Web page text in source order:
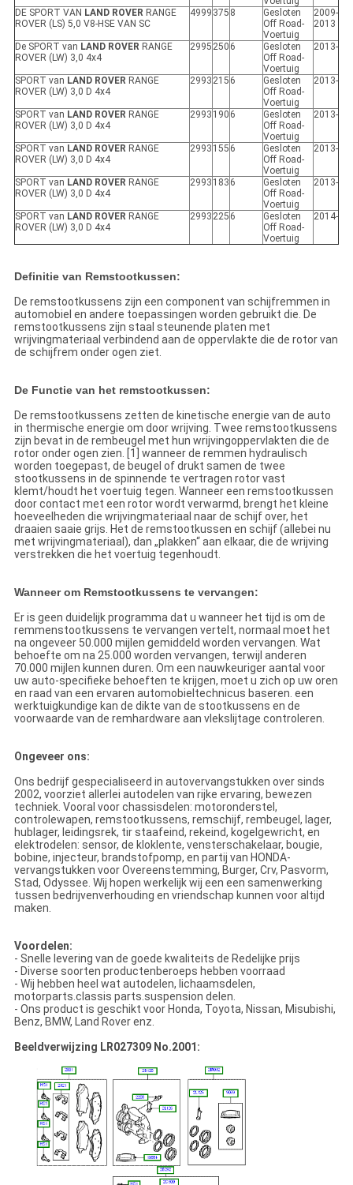
DE SPORT VAN LAND ROVER RANGE
ROVER (LS) 5,0 V8-HSE VAN SC
4999 375 8
Gesloten
Off Road-
Voertuig
2009-
2013
De SPORT van LAND ROVER RANGE
ROVER (LW) 3,0 4x4
2995 250 6
Gesloten
Off Road-
Voertuig
2013-
SPORT van LAND ROVER RANGE
ROVER (LW) 3,0 D 4x4
2993 215 6
Gesloten
Off Road-
Voertuig
2013-
SPORT van LAND ROVER RANGE
ROVER (LW) 3,0 D 4x4
2993 190 6
Gesloten
Off Road-
Voertuig
2013-
SPORT van LAND ROVER RANGE
ROVER (LW) 3,0 D 4x4
2993 155 6
Gesloten
Off Road-
Voertuig
2013-
SPORT van LAND ROVER RANGE
ROVER (LW) 3,0 D 4x4
2993 183 6
Gesloten
Off Road-
Voertuig
2013-
SPORT van LAND ROVER RANGE
ROVER (LW) 3,0 D 4x4
2993 225 6
Gesloten
Off Road-
Voertuig
2014-
Definitie van Remstootkussen:
De remstootkussens zijn een component van schijfremmen in
automobiel en andere toepassingen worden gebruikt die. De
remstootkussens zijn staal steunende platen met
wrijvingmateriaal verbindend aan de oppervlakte die de rotor van
de schijfrem onder ogen ziet.
De Functie van het remstootkussen:
De remstootkussens zetten de kinetische energie van de auto
in thermische energie om door wrijving. Twee remstootkussens
zijn bevat in de rembeugel met hun wrijvingoppervlakten die de
rotor onder ogen zien. [1] wanneer de remmen hydraulisch
worden toegepast, de beugel of drukt samen de twee
stootkussens in de spinnende te vertragen rotor vast
klemt/houdt het voertuig tegen. Wanneer een remstootkussen
door contact met een rotor wordt verwarmd, brengt het kleine
hoeveelheden die wrijvingmateriaal naar de schijf over, het
draaien saaie grijs. Het de remstootkussen en schijf (allebei nu
met wrijvingmateriaal), dan „plakken“ aan elkaar, die de wrijving
verstrekken die het voertuig tegenhoudt.
Wanneer om Remstootkussens te vervangen:
Er is geen duidelijk programma dat u wanneer het tijd is om de
remmenstootkussens te vervangen vertelt, normaal moet het
na ongeveer 50.000 mijlen gemiddeld worden vervangen. Wat
behoefte om na 25.000 worden vervangen, terwijl anderen
70.000 mijlen kunnen duren. Om een nauwkeuriger aantal voor
uw auto-specifieke behoeften te krijgen, moet u zich op uw oren
en raad van een ervaren automobieltechnicus baseren. een
werktuigkundige kan de dikte van de stootkussens en de
voorwaarde van de remhardware aan vlekslijtage controleren.
Ongeveer ons:
Ons bedrijf gespecialiseerd in autovervangstukken over sinds
2002, voorziet allerlei autodelen van rijke ervaring, bewezen
techniek. Vooral voor chassisdelen: motoronderstel,
controlewapen, remstootkussens, remschijf, rembeugel, lager,
hublager, leidingsrek, tir staafeind, rekeind, kogelgewricht, en
elektrodelen: sensor, de kloklente, vensterschakelaar, bougie,
bobine, injecteur, brandstofpomp, en partij van HONDA-
vervangstukken voor Overeenstemming, Burger, Crv, Pasvorm,
Stad, Odyssee. Wij hopen werkelijk wij een een samenwerking
tussen bedrijvenverhouding en vriendschap kunnen voor altijd
maken.
Voordelen:
- Snelle levering van de goede kwaliteits de Redelijke prijs
- Diverse soorten productenberoeps hebben voorraad
- Wij hebben heel wat autodelen, lichaamsdelen,
motorparts.classis parts.suspension delen.
- Ons product is geschikt voor Honda, Toyota, Nissan, Misubishi,
Benz, BMW, Land Rover enz.
Beeldverwijzing LR027309 No.2001: